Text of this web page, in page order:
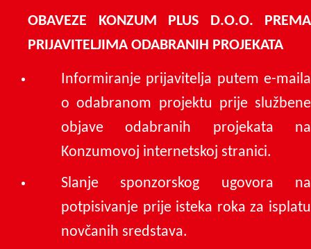
OBAVEZE KONZUM PLUS D.O.O. PREMA
PRIJAVITELJIMA ODABRANIH PROJEKATA
Informiranje prijavitelja putem e-maila
o odabranom projektu prije službene
objave odabranih projekata na
Konzumovoj internetskoj stranici.
Slanje sponzorskog ugovora na
potpisivanje prije isteka roka za isplatu
novčanih sredstava.